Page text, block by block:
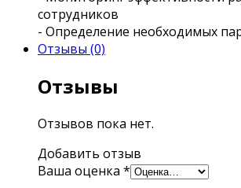
сотрудников
- Определение необходимых
Отзывы (0)
Отзывы
Отзывов пока нет.
Добавить отзыв
Ваша оценка *